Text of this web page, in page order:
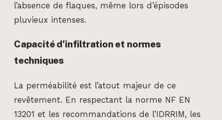
l’absence de flaques, même lors d’épisodes
pluvieux intenses.
Capacité d’infiltration et normes
techniques
La perméabilité est l’atout majeur de ce
revêtement. En respectant la norme NF EN
13201 et les recommandations de l’IDRRIM, les